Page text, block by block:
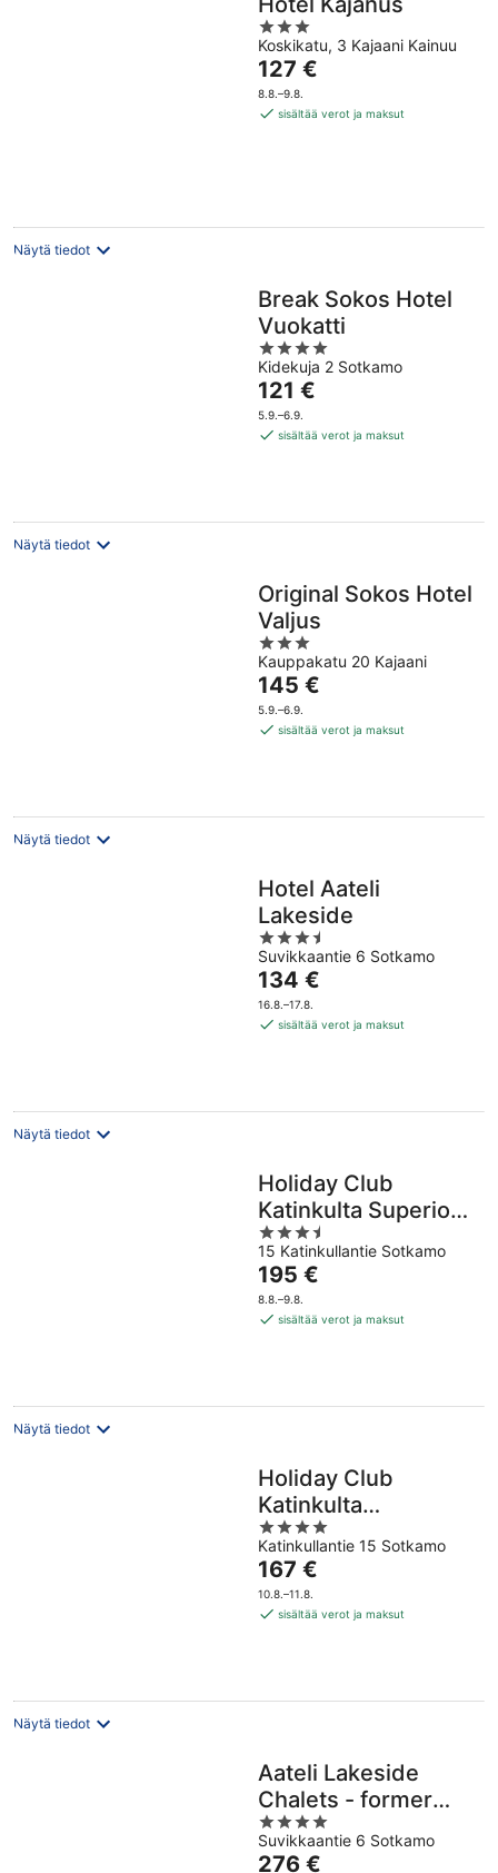
3
out
of
5
Koskikatu, 3 Kajaani Kainuu
Hinta
on
127 €
127 €
8.8.–9.8.
sisältää verot ja maksut
Näytä tiedot
Break Sokos Hotel
Vuokatti
4
out
of
5
Kidekuja 2 Sotkamo
Hinta
on
121 €
121 €
5.9.–6.9.
sisältää verot ja maksut
Näytä tiedot
Original Sokos Hotel
Valjus
3
out
of
5
Kauppakatu 20 Kajaani
Hinta
on
145 €
145 €
5.9.–6.9.
sisältää verot ja maksut
Näytä tiedot
Hotel Aateli
Lakeside
3.5
out
of
5
Suvikkaantie 6 Sotkamo
Hinta
on
134 €
134 €
16.8.–17.8.
sisältää verot ja maksut
Näytä tiedot
Holiday Club
Katinkulta Superior
Apartments
3.5
out
of
5
15 Katinkullantie Sotkamo
Hinta
on
195 €
195 €
8.8.–9.8.
sisältää verot ja maksut
Näytä tiedot
Holiday Club
Katinkulta
Apartments
4
out
of
5
Katinkullantie 15 Sotkamo
Hinta
on
167 €
167 €
10.8.–11.8.
sisältää verot ja maksut
Näytä tiedot
Aateli Lakeside
Chalets - former
Vuokatti Suites
4
out
of
Suvikkaantie 6 Sotkamo
Hinta
276 €